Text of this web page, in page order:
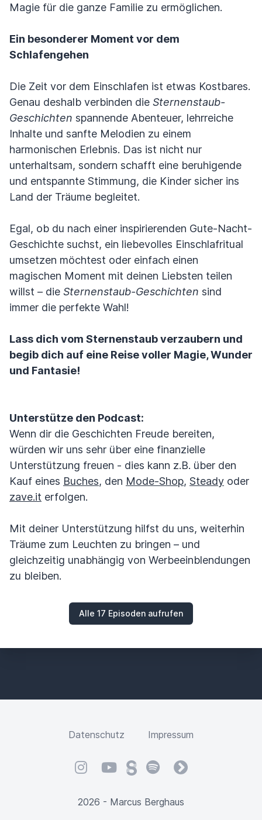
Magie für die ganze Familie zu ermöglichen.
Ein besonderer Moment vor dem
Schlafengehen
Die Zeit vor dem Einschlafen ist etwas Kostbares.
Genau deshalb verbinden die Sternenstaub-
Geschichten spannende Abenteuer, lehrreiche
Inhalte und sanfte Melodien zu einem
harmonischen Erlebnis. Das ist nicht nur
unterhaltsam, sondern schafft eine beruhigende
und entspannte Stimmung, die Kinder sicher ins
Land der Träume begleitet.
Egal, ob du nach einer inspirierenden Gute-Nacht-
Geschichte suchst, ein liebevolles Einschlafritual
umsetzen möchtest oder einfach einen
magischen Moment mit deinen Liebsten teilen
willst – die Sternenstaub-Geschichten sind
immer die perfekte Wahl!
Lass dich vom Sternenstaub verzaubern und
begib dich auf eine Reise voller Magie, Wunder
und Fantasie!
Unterstütze den Podcast:
Wenn dir die Geschichten Freude bereiten,
würden wir uns sehr über eine finanzielle
Unterstützung freuen - dies kann z.B. über den
Kauf eines Buches, den Mode-Shop, Steady oder
zave.it erfolgen.
Mit deiner Unterstützung hilfst du uns, weiterhin
Träume zum Leuchten zu bringen – und
gleichzeitig unabhängig von Werbeeinblendungen
zu bleiben.
Alle 17 Episoden aufrufen
Datenschutz Impressum
InstagramYouTubeSteadySpotifyfyyd
2026 - Marcus Berghaus